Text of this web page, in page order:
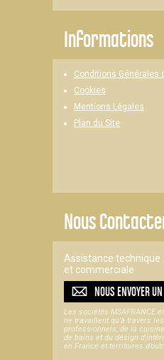
Informations
Conditions Générales
Cookies
Mentions Légales
Plan du Site
Nous
Assistance technique
et commerciale
NOUS ENVOYER UN
Les sociétés MSAFRANCE
ne travaillent qu'à travers
professionnels, de la
de bains et du design
en France et territoires